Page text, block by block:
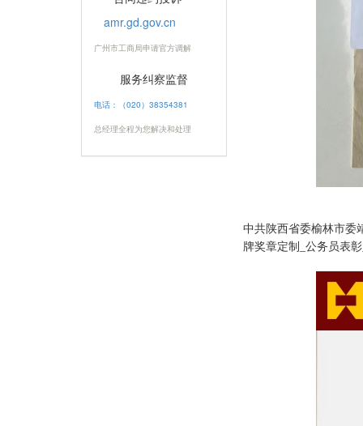
amr.gd.gov.cn
广州市工商局申请官方调解
服务纠察监督
电话：（020）38354381
总经理全程为您解决和处理
中共陕西省委榆林市委
牌奖章定制
_公务员表彰